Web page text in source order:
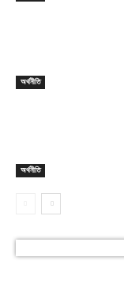
অর্থনীতি
অর্থনীতি